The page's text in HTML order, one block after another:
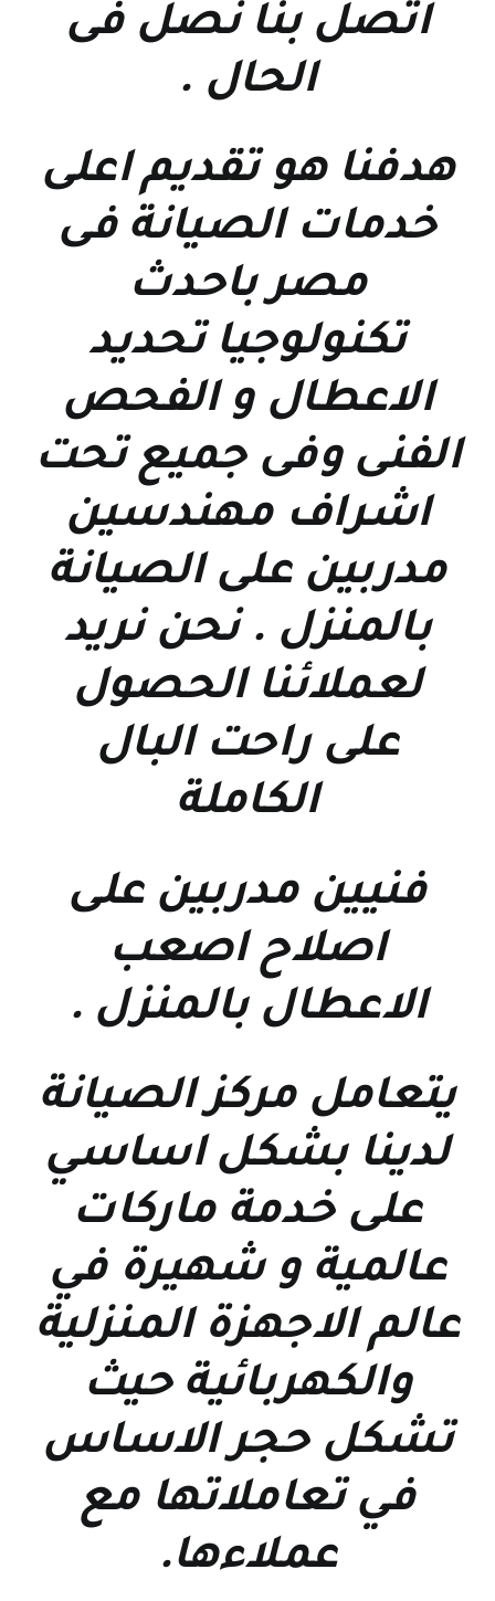
اتصل بنا نصل فى
الحال .
هدفنا هو تقديم اعلى
خدمات الصيانة فى
مصر باحدث
تكنولوجيا تحديد
الاعطال و الفحص
الفنى وفى جميع تحت
اشراف مهندسين
مدربين على الصيانة
بالمنزل . نحن نريد
لعملائنا الحصول
على راحت البال
الكاملة
فنيين مدربين على
اصلاح اصعب
الاعطال بالمنزل .
يتعامل مركز الصيانة
لدينا بشكل اساسي
على خدمة ماركات
عالمية و شهيرة في
عالم الاجهزة المنزلية
والكهربائية حيث
تشكل حجر الاساس
في تعاملاتها مع
عملاءها.